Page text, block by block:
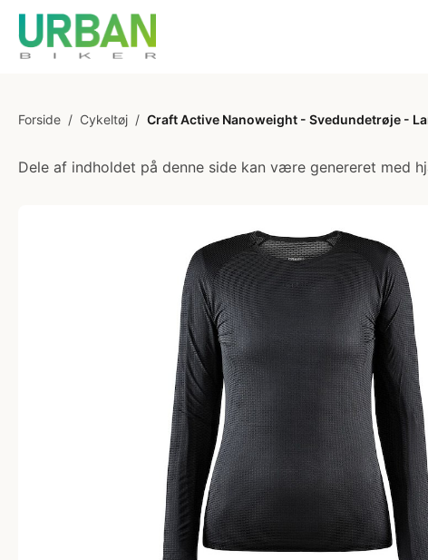
Forside / Cykeltøj / Craft Active Nanoweight - Svedundetrøje -
Dele af indholdet på denne side kan være genereret med